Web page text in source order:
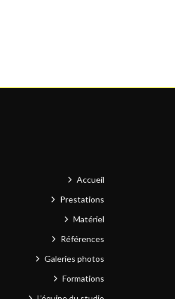
Accueil
Prestations
Matériel
Références
Galeries photos
Formations